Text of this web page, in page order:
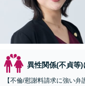
異性関係(不貞等
【不倫/慰謝料請求に強い